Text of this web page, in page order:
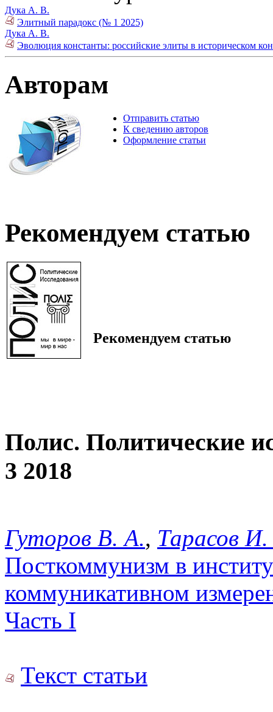
Дука А. В.
Элитный парадокс (№ 1 2025)
Дука А. В.
Эволюция константы: российские элиты в историческом
Авторам
Отправить статью
К сведению авторов
Оформление статьи
Рекомендуем статью
Рекомендуем статью
Полис. Политические
3 2018
Гуторов В. А., Тарасов
Посткоммунизм в
коммуникативном
Часть I
Текст статьи